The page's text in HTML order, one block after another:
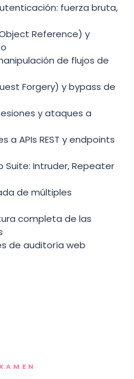
fuerza bruta,
Reference) y
de flujos de
Forgery) y bypass de
y ataques a
a APIs REST y endpoints
Suite: Intruder, Repeater
de múltiples
completa de las
de auditoría web